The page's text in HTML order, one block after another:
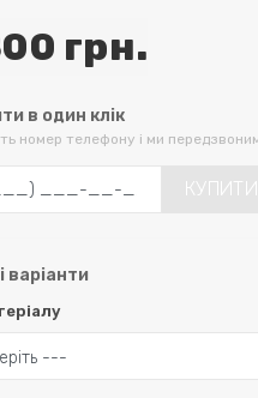
грн.
в один клік
номер телефону і ми
КУПИТИ
варіанти